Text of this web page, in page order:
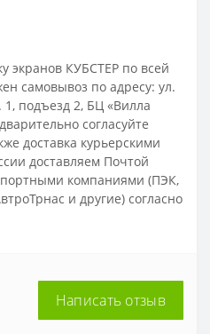
экранов КУБСТЕР по всей
самовывоз по адресу: ул.
1, подъезд 2, БЦ «Вилла
согласуйте
доставка курьерскими
доставляем Почтой
компаниями (ПЭК,
и другие) согласно
Написать отзыв